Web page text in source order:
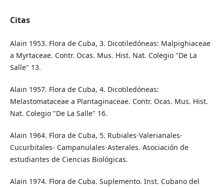
Citas
Alain 1953. Flora de Cuba, 3. Dicotiledóneas: Malpighiaceae
a Myrtaceae. Contr. Ocas. Mus. Hist. Nat. Colegio "De La
Salle" 13.
Alain 1957. Flora de Cuba, 4. Dicotiledóneas:
Melastomataceae a Plantaginaceae. Contr. Ocas. Mus. Hist.
Nat. Colegio "De La Salle" 16.
Alain 1964. Flora de Cuba, 5. Rubiales-Valerianales-
Cucurbitales- Campanulales-Asterales. Asociación de
estudiantes de Ciencias Biológicas.
Alain 1974. Flora de Cuba. Suplemento. Inst. Cubano del